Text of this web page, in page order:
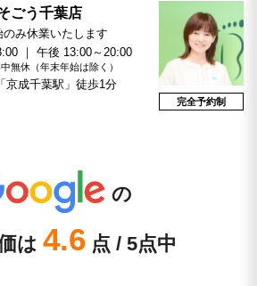
】距骨が進化！歩き方が見える「TBTI
」を公開。
ごう千葉店
み休業いたします
｜ 午後 13:00～20:00
無休（年末年始は除く）
京成千葉駅」徒歩1分
完全予約制
の
は 4.6点 / 5点中